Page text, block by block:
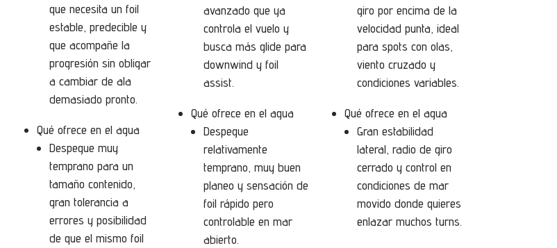
que necesita un foil
estable, predecible y
que acompañe la
progresión sin obligar
a cambiar de ala
demasiado pronto.
Qué ofrece en el agua
Despegue muy
temprano para un
tamaño contenido,
gran tolerancia a
errores y posibilidad
de que el mismo foil
avanzado que ya
controla el vuelo y
busca más glide para
downwind y foil
assist.
Qué ofrece en el agua
Despegue
relativamente
temprano, muy buen
planeo y sensación de
foil rápido pero
controlable en mar
abierto.
giro por encima de la
velocidad punta, ideal
para spots con olas,
viento cruzado y
condiciones variables.
Qué ofrece en el agua
Gran estabilidad
lateral, radio de giro
cerrado y control en
condiciones de mar
movido donde quieres
enlazar muchos turns.